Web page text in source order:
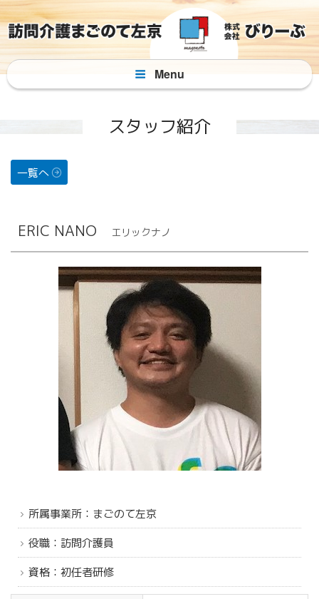
コ
ン
テ
ン
ツ
Menu
スタッフ紹介
一覧へ
ERIC NANO エリックナノ
所属事業所：まごのて左京
役職：訪問介護員
資格：初任者研修